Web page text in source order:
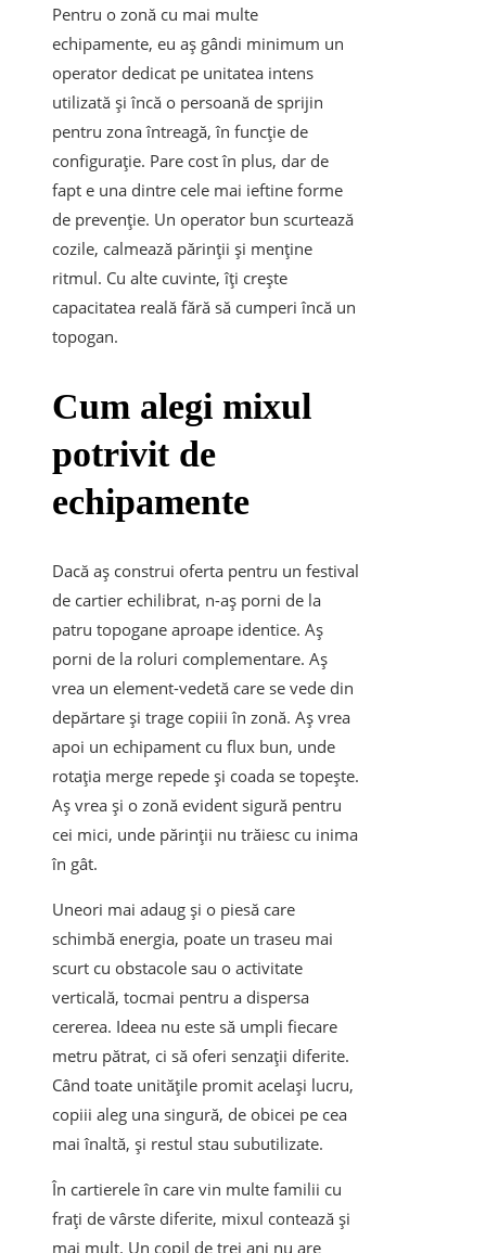
Pentru o zonă cu mai multe
echipamente, eu aș gândi minimum un
operator dedicat pe unitatea intens
utilizată și încă o persoană de sprijin
pentru zona întreagă, în funcție de
configurație. Pare cost în plus, dar de
fapt e una dintre cele mai ieftine forme
de prevenție. Un operator bun scurtează
cozile, calmează părinții și menține
ritmul. Cu alte cuvinte, îți crește
capacitatea reală fără să cumperi încă un
topogan.
Cum alegi mixul
potrivit de
echipamente
Dacă aș construi oferta pentru un festival
de cartier echilibrat, n-aș porni de la
patru topogane aproape identice. Aș
porni de la roluri complementare. Aș
vrea un element-vedetă care se vede din
depărtare și trage copiii în zonă. Aș vrea
apoi un echipament cu flux bun, unde
rotația merge repede și coada se topește.
Aș vrea și o zonă evident sigură pentru
cei mici, unde părinții nu trăiesc cu inima
în gât.
Uneori mai adaug și o piesă care
schimbă energia, poate un traseu mai
scurt cu obstacole sau o activitate
verticală, tocmai pentru a dispersa
cererea. Ideea nu este să umpli fiecare
metru pătrat, ci să oferi senzații diferite.
Când toate unitățile promit același lucru,
copiii aleg una singură, de obicei pe cea
mai înaltă, și restul stau subutilizate.
În cartierele în care vin multe familii cu
frați de vârste diferite, mixul contează și
mai mult. Un copil de trei ani nu are